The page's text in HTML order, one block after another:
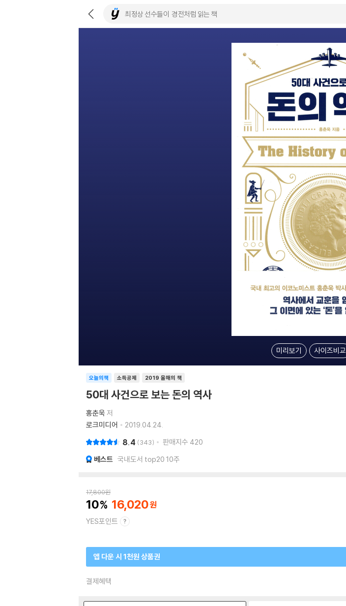
미리보기 사이즈비교
소득공제
오늘의책 2019 올해의 책
50대 사건으로 보는 돈의 역사
홍춘욱 저
로크미디어
2019.04.24.
8.4 343 판매지수 420
베스트 국내도서 top20 10주
17,800원
10 16,020
YES포인트
앱 다운 시 1천원 상품권
결제혜택